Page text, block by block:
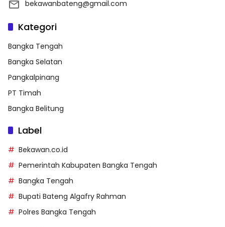
bekawanbateng@gmail.com
Kategori
Bangka Tengah
Bangka Selatan
Pangkalpinang
PT Timah
Bangka Belitung
Label
Bekawan.co.id
Pemerintah Kabupaten Bangka Tengah
Bangka Tengah
Bupati Bateng Algafry Rahman
Polres Bangka Tengah